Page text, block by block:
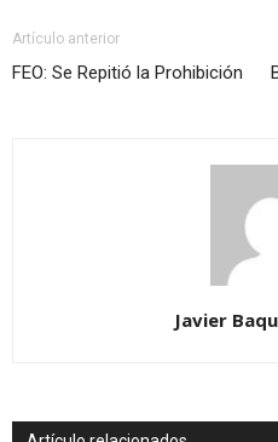
Artículo anterior
FEO: Se Repitió la Prohibición
Javier